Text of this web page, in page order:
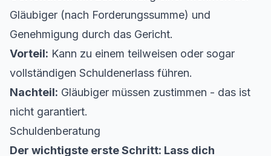
Gläubiger (nach Forderungssumme) und
Genehmigung durch das Gericht.
Vorteil: Kann zu einem teilweisen oder sogar
vollständigen Schuldenerlass führen.
Nachteil: Gläubiger müssen zustimmen - das ist
nicht garantiert.
Schuldenberatung
Der wichtigste erste Schritt: Lass dich